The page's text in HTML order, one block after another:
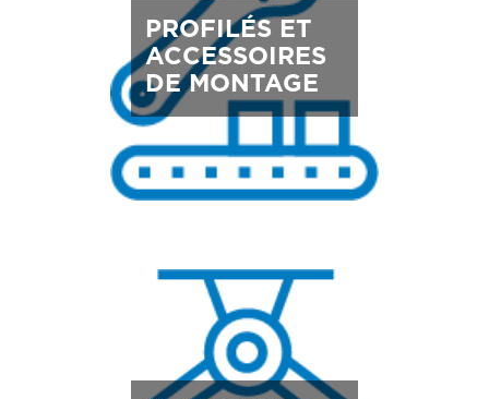
PROFILÉS ET
ACCESSOIRES
DE MONTAGE